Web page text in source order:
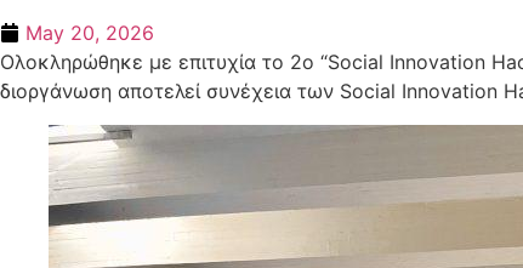
May 20, 2026
Ολοκληρώθηκε με επιτυχία το 2ο “Social Innovation
διοργάνωση αποτελεί συνέχεια των Social Innovation